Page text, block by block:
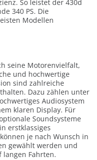
So leistet der 430d
340 PS. Die
Modellen
seine Motorenvielfalt,
und hochwertige
sind zahlreiche
Dazu zählen unter
Audiosystem
klaren Display. Für
Soundsysteme
erstklassiges
je nach Wunsch in
gewählt werden und
langen Fahrten.